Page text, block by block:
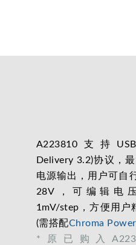
A223810支持
Delivery 3.2)协议，
电源输出，用户可自
28V，可编辑电
1mV/step，方便用户
(需搭配Chroma
*原已购入